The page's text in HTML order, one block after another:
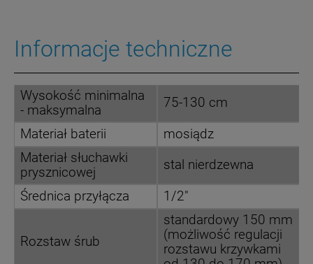
Informacje techniczne
Wysokość minimalna
- maksymalna
75-130 cm
Materiał baterii
mosiądz
Materiał słuchawki
prysznicowej
stal nierdzewna
Średnica przyłącza 1/2"
Rozstaw śrub
standardowy 150 mm
(możliwość regulacji
rozstawu krzywkami